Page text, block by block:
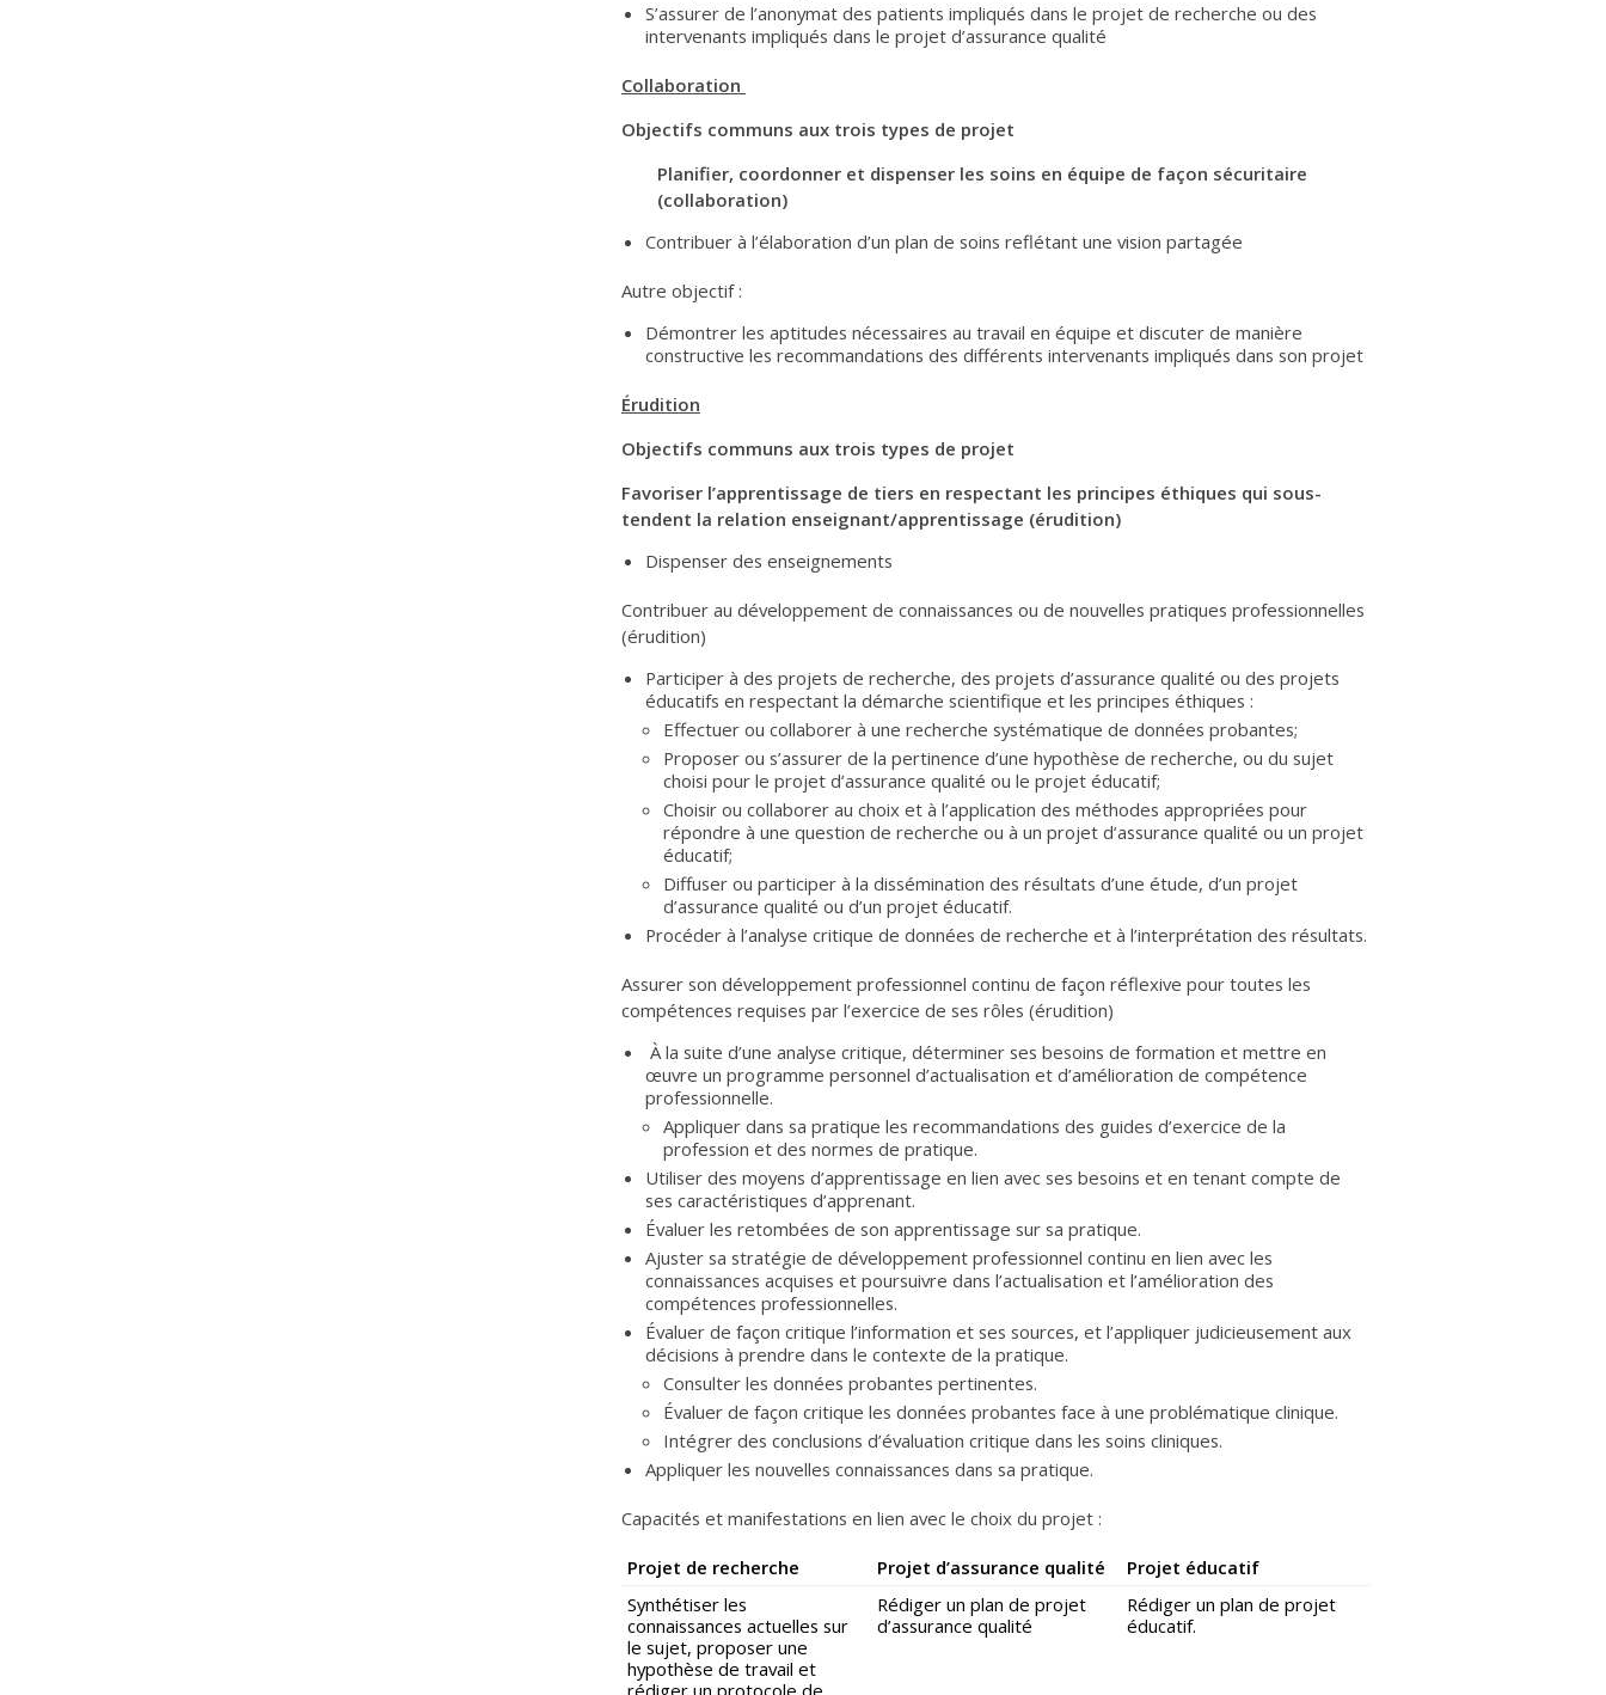
S’assurer de l’anonymat des patients impliqués dans le projet de recherche ou des
intervenants impliqués dans le projet d’assurance qualité
Collaboration
Objectifs communs aux trois types de projet
Planifier, coordonner et dispenser les soins en équipe de façon sécuritaire
(collaboration)
Contribuer à l’élaboration d’un plan de soins reflétant une vision partagée
Autre objectif :
Démontrer les aptitudes nécessaires au travail en équipe et discuter de manière
constructive les recommandations des différents intervenants impliqués dans son projet
Érudition
Objectifs communs aux trois types de projet
Favoriser l’apprentissage de tiers en respectant les principes éthiques qui sous-
tendent la relation enseignant/apprentissage (érudition)
Dispenser des enseignements
Contribuer au développement de connaissances ou de nouvelles pratiques professionnelles
(érudition)
Participer à des projets de recherche, des projets d’assurance qualité ou des projets
éducatifs en respectant la démarche scientifique et les principes éthiques :
Effectuer ou collaborer à une recherche systématique de données probantes;
Proposer ou s’assurer de la pertinence d’une hypothèse de recherche, ou du sujet
choisi pour le projet d’assurance qualité ou le projet éducatif;
Choisir ou collaborer au choix et à l’application des méthodes appropriées pour
répondre à une question de recherche ou à un projet d’assurance qualité ou un projet
éducatif;
Diffuser ou participer à la dissémination des résultats d’une étude, d’un projet
d’assurance qualité ou d’un projet éducatif.
Procéder à l’analyse critique de données de recherche et à l’interprétation des résultats.
Assurer son développement professionnel continu de façon réflexive pour toutes les
compétences requises par l’exercice de ses rôles (érudition)
À la suite d’une analyse critique, déterminer ses besoins de formation et mettre en
œuvre un programme personnel d’actualisation et d’amélioration de compétence
professionnelle.
Appliquer dans sa pratique les recommandations des guides d’exercice de la
profession et des normes de pratique.
Utiliser des moyens d’apprentissage en lien avec ses besoins et en tenant compte de
ses caractéristiques d’apprenant.
Évaluer les retombées de son apprentissage sur sa pratique.
Ajuster sa stratégie de développement professionnel continu en lien avec les
connaissances acquises et poursuivre dans l’actualisation et l’amélioration des
compétences professionnelles.
Évaluer de façon critique l’information et ses sources, et l’appliquer judicieusement aux
décisions à prendre dans le contexte de la pratique.
Consulter les données probantes pertinentes.
Évaluer de façon critique les données probantes face à une problématique clinique.
Intégrer des conclusions d’évaluation critique dans les soins cliniques.
Appliquer les nouvelles connaissances dans sa pratique.
Capacités et manifestations en lien avec le choix du projet :
Projet de recherche Projet d’assurance qualité
Projet éducatif
Synthétiser les
connaissances actuelles sur
le sujet, proposer une
hypothèse de travail et
Rédiger un plan de projet
d’assurance qualité
Rédiger un plan de projet
éducatif.